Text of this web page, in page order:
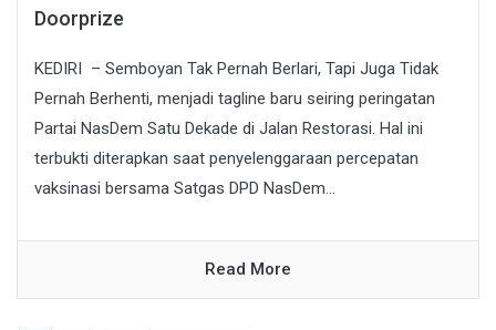
Doorprize
KEDIRI – Semboyan Tak Pernah Berlari, Tapi Juga Tidak
Pernah Berhenti, menjadi tagline baru seiring peringatan
Partai NasDem Satu Dekade di Jalan Restorasi. Hal ini
terbukti diterapkan saat penyelenggaraan percepatan
vaksinasi bersama Satgas DPD NasDem...
Read More